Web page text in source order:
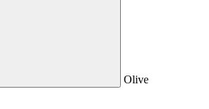
Olive